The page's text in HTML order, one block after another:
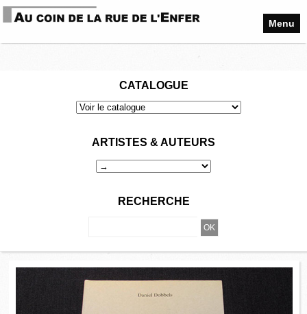
Menu
CATALOGUE
ARTISTES & AUTEURS
RECHERCHE